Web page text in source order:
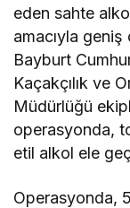
eden sahte
amacıyla
Bayburt
Kaçakçılık ve
Müdürlüğü
operasyonda,
etil alkol ele
Operasyonda,